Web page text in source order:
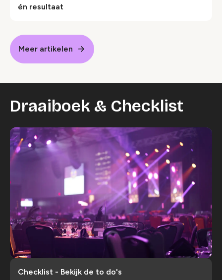
én resultaat
Meer artikelen
Draaiboek & Checklist
Checklist - Bekijk de to do's